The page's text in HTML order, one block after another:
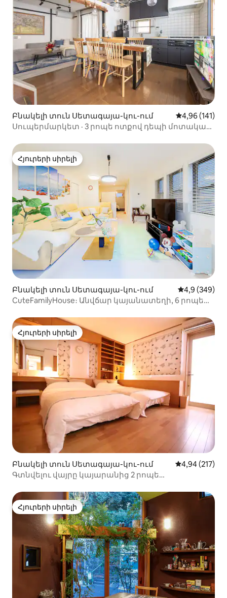
Բնակելի տուն Սետագայա-կու-ում Միջին
4,96 (141)
Սուպերմարկետ · 3 րոպե ոտքով դեպի մոտակա
տուն | 3 ննջասենյակ 85 քառակուսի մետր | Կարող
է մնալ մինչև 8 հոգի |
Հյուրերի սիրելի
Հյուրերի սիրելի
Բնակելի տուն Սետագայա-կու-ում Միջին
4,9 (349)
CuteFamilyHouse։ Անվճար կայանատեղի, 6 րոպե
Հյուրերի սիրելի
Հյուրերի սիրելի
Բնակելի տուն Սետագայա-կու-ում Միջին
4,94 (217)
Գտնվելու վայրը կայարանից 2 րոպե
օգտագործման համար ։
Հյուրերի սիրելի
Հյուրերի սիրելի